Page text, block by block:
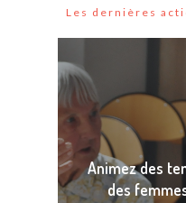
Les dernières
Animez des
des